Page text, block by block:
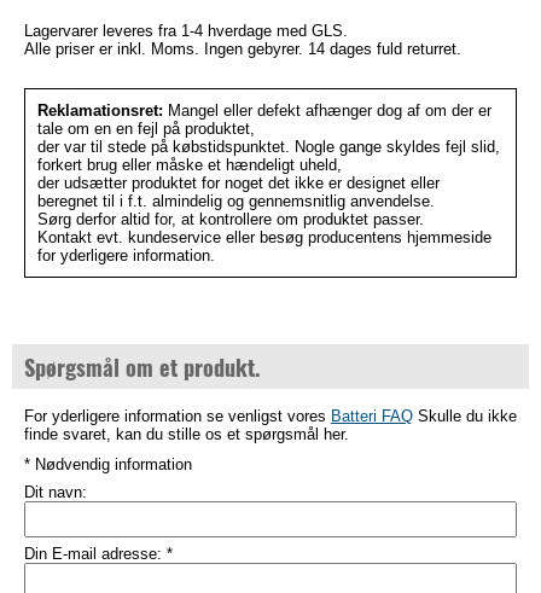
Lagervarer leveres fra 1-4 hverdage med GLS.
Alle priser er inkl. Moms. Ingen gebyrer. 14 dages fuld returret.
Reklamationsret: Mangel eller defekt afhænger dog af om der er
tale om en en fejl på produktet,
der var til stede på købstidspunktet. Nogle gange skyldes fejl slid,
forkert brug eller måske et hændeligt uheld,
der udsætter produktet for noget det ikke er designet eller
beregnet til i f.t. almindelig og gennemsnitlig anvendelse.
Sørg derfor altid for, at kontrollere om produktet passer.
Kontakt evt. kundeservice eller besøg producentens hjemmeside
for yderligere information.
Spørgsmål om et produkt.
For yderligere information se venligst vores Batteri FAQ Skulle du ikke
finde svaret, kan du stille os et spørgsmål her.
* Nødvendig information
Dit navn:
Din E-mail adresse: *